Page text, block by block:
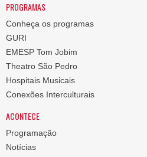
PROGRAMAS
Conheça os programas
GURI
EMESP Tom Jobim
Theatro São Pedro
Hospitais Musicais
Conexões Interculturais
ACONTECE
Programação
Notícias